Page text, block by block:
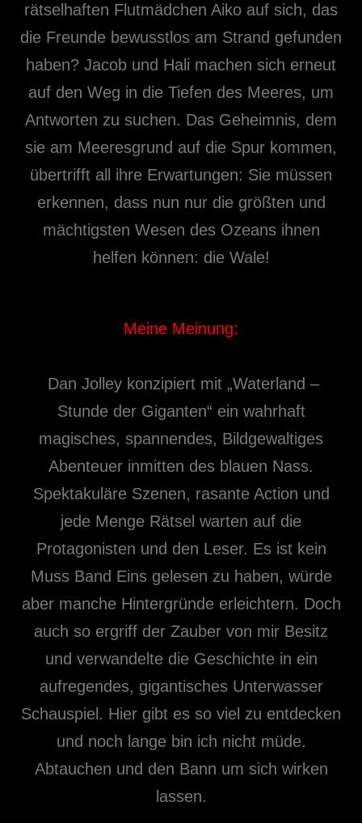
rätselhaften Flutmädchen Aiko auf sich, das
die Freunde bewusstlos am Strand gefunden
haben? Jacob und Hali machen sich erneut
auf den Weg in die Tiefen des Meeres, um
Antworten zu suchen. Das Geheimnis, dem
sie am Meeresgrund auf die Spur kommen,
übertrifft all ihre Erwartungen: Sie müssen
erkennen, dass nun nur die größten und
mächtigsten Wesen des Ozeans ihnen
helfen können: die Wale!
Meine Meinung:
Dan Jolley konzipiert mit „Waterland –
Stunde der Giganten“ ein wahrhaft
magisches, spannendes, Bildgewaltiges
Abenteuer inmitten des blauen Nass.
Spektakuläre Szenen, rasante Action und
jede Menge Rätsel warten auf die
Protagonisten und den Leser. Es ist kein
Muss Band Eins gelesen zu haben, würde
aber manche Hintergründe erleichtern. Doch
auch so ergriff der Zauber von mir Besitz
und verwandelte die Geschichte in ein
aufregendes, gigantisches Unterwasser
Schauspiel. Hier gibt es so viel zu entdecken
und noch lange bin ich nicht müde.
Abtauchen und den Bann um sich wirken
lassen.